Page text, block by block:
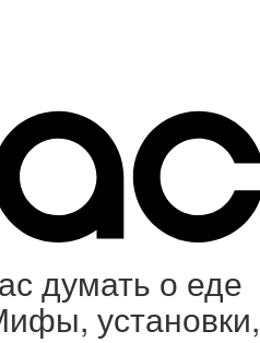
думать о еде
установки,